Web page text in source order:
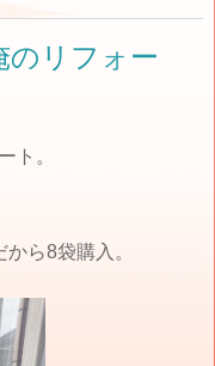
のリフォー
ト。
ら8袋購入。